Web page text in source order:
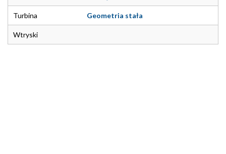
Turbina Geometria stała
Wtryski